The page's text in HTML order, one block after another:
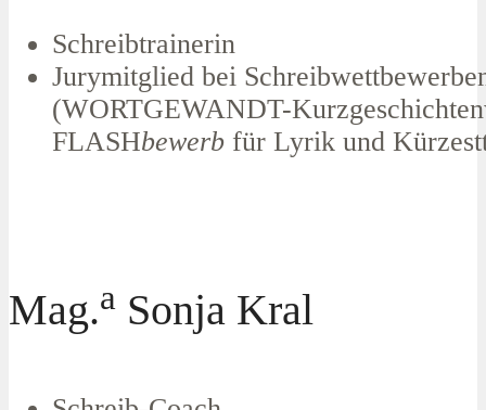
Schreibtrainerin
Jurymitglied bei
(WORTGEWANDT-
FLASHbewerb für Lyrik und
Mag.a Sonja Kral